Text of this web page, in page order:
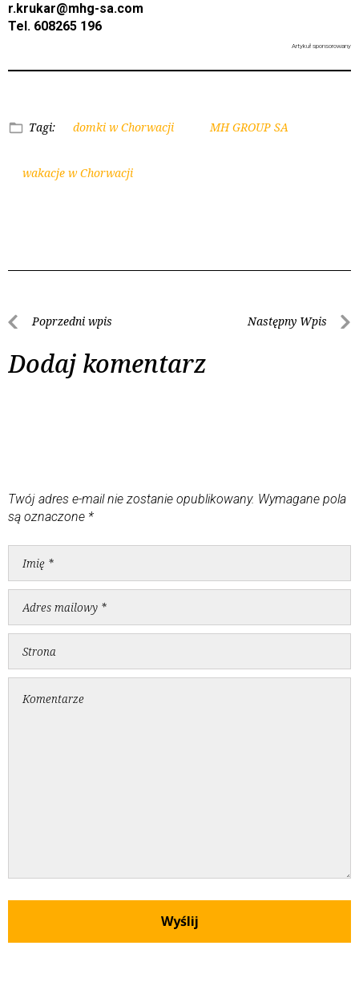
r.krukar@mhg-sa.com
Tel. 608265 196
Artykuł sponsorowany
Tagi: domki w Chorwacji MH GROUP SA
wakacje w Chorwacji
Poprzedni wpis Następny Wpis
Dodaj komentarz
Twój adres e-mail nie zostanie opublikowany. Wymagane pola
są oznaczone *